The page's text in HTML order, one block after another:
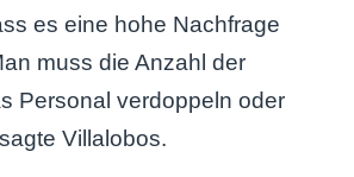
es eine hohe Nachfrage
muss die Anzahl der
Personal verdoppeln oder
Villalobos.